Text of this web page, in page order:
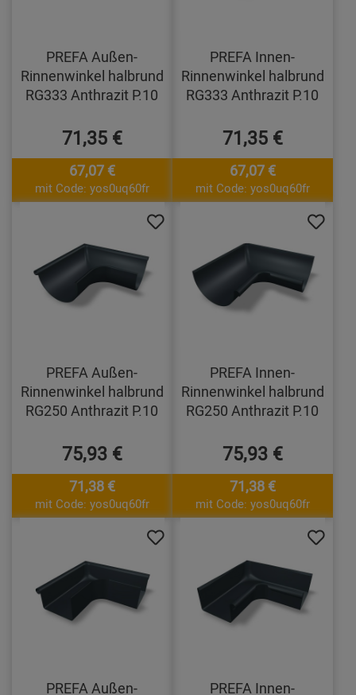
PREFA Außen-
Rinnenwinkel halbrund
RG333 Anthrazit P.10
71,35 €
67,07 €
mit Code: yos0uq60fr
PREFA Innen-
Rinnenwinkel halbrund
RG333 Anthrazit P.10
71,35 €
67,07 €
mit Code: yos0uq60fr
PREFA Außen-
Rinnenwinkel halbrund
RG250 Anthrazit P.10
75,93 €
71,38 €
mit Code: yos0uq60fr
PREFA Innen-
Rinnenwinkel halbrund
RG250 Anthrazit P.10
75,93 €
71,38 €
mit Code: yos0uq60fr
PREFA Außen- PREFA Innen-